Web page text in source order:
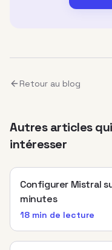
Retour au blog
Autres articles
intéresser
Configurer Mistral
minutes
18 min de lecture